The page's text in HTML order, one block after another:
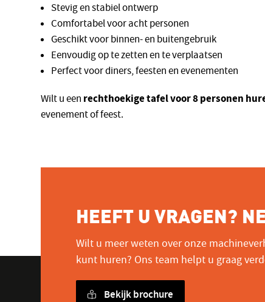
Stevig en stabiel ontwerp
Comfortabel voor acht personen
Geschikt voor binnen- en buitengebruik
Eenvoudig op te zetten en te verplaatsen
Perfect voor diners, feesten en evenementen
Wilt u een rechthoekige tafel voor 8 personen
evenement of feest.
HEEFT U VRAGEN?
Wilt u meer weten over onze
kunt huren? Ons team helpt u graag
Bekijk brochure